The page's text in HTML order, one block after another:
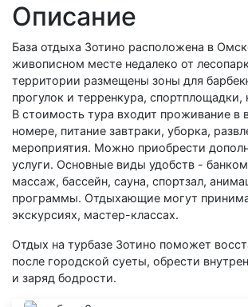
Описание
База отдыха Зотино расположена в
живописном месте недалеко от
территории размещены зоны для
прогулок и терренкура,
В стоимость тура входит проживание в
номере, питание завтраки, уборка,
мероприятия. Можно приобрести
услуги. Основные виды удобств -
массаж, бассейн, сауна, спортзал,
программы. Отдыхающие могут
экскурсиях, мастер-классах.
Отдых на турбазе Зотино поможет
после городской суеты, обрести
и заряд бодрости.